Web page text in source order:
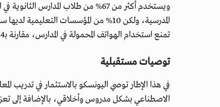
ويستخدم أكثر من 67% من طلاب
تمنع استخدام الهواتف المحمولة في المدارس، مقارنة بـ24% في منتصف 2023.
توصيات مستقبلية
في هذا الإطار توصي اليونسكو بالاستثمار في تدريب
الاصطناعي بشكل مدروس وأخلاقي، بالإضافة إلى